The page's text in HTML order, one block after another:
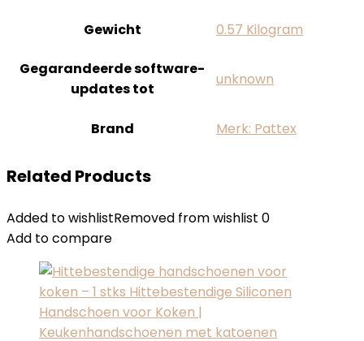
Gewicht ‎0.57 Kilogram
Gegarandeerde software-
updates tot
‎unknown
Brand Merk: Pattex
Related Products
Added to wishlistRemoved from wishlist 0
Add to compare